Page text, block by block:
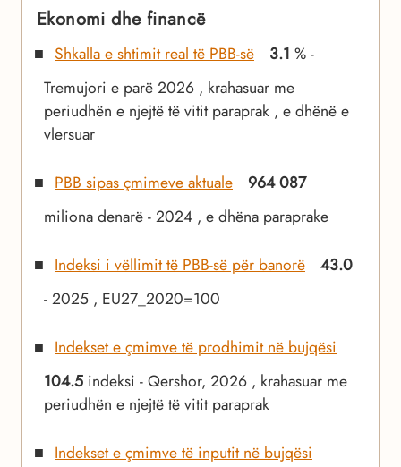
Ekonomi dhe financë
Shkalla e shtimit real të PBB-së 3.1 % -
Tremujori e parë 2026 , krahasuar me
periudhën e njejtë të vitit paraprak , e dhënë e
vlersuar
PBB sipas çmimeve aktuale
964 087
miliona denarë - 2024 , e dhëna paraprake
Indeksi i vëllimit të PBB-së për banorë
43.0
- 2025 , EU27_2020=100
Indekset e çmimve të prodhimit në bujqësi
104.5 indeksi - Qershor, 2026 , krahasuar me
periudhën e njejtë të vitit paraprak
Indekset e çmimve të inputit në bujqësi